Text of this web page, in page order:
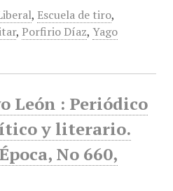
, Escuela de tiro,
, Porfirio Díaz, Yago
León : Periódico
y literario.
No 660,